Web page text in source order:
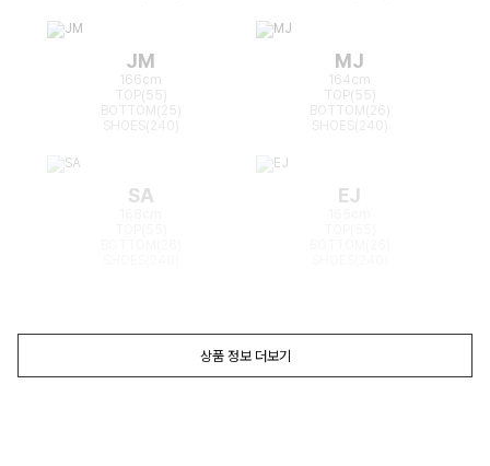
JM
166cm
TOP(55)
BOTTOM(25)
MJ
164cm
TOP(55)
BOTTOM(26)
SA EJ
상품 정보 더보기